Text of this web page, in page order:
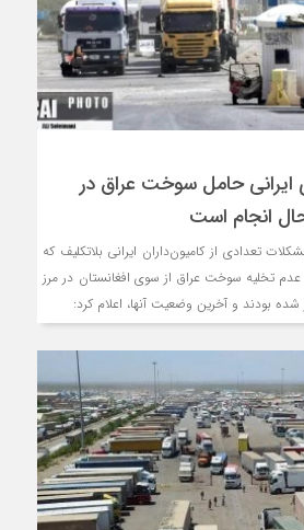
حامل سوخت عراق در
انجام است
تعدادی از کامیون‌داران ایرانی بلاتکلیف که
تخلیه سوخت عراق از سوی افغانستان در مرز
شده بودند و آخرین وضعیت آنها، اعلام کرد: